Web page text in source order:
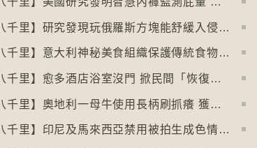
【十萬八千里】研究發現玩俄羅斯方塊能舒緩入侵性創傷後遺症
【十萬八千里】意大利神秘美食組織保護傳統食物、烹飪方法和菜餚
【十萬八千里】愈多酒店浴室沒門 掀民間「恢復浴室門」倡議運動
【十萬八千里】奧地利一母牛使用長柄刷抓癢 獲科學家確定懂得使用工具
【十萬八千里】印尼及馬來西亞禁用被拍生成色情影像的人工智能平台Grok